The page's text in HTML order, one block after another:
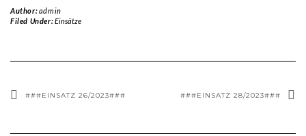
Author:admin
Filed Under:Einsätze
###EINSATZ 26/2023### ###EINSATZ 28/2023###